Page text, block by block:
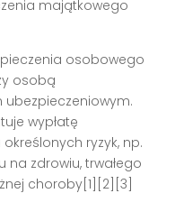
majątkowego
osobowego
osobą
wypłatę
ryzyk, np.
na zdrowiu, trwałego
choroby[1][2][3]